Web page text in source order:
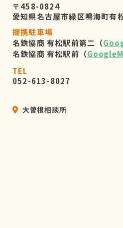
〒458-0824
愛知県名古屋市緑区鳴海町有
提携駐車場
名鉄協商 有松駅前第二（
名鉄協商 有松駅前（
TEL
052-613-8027
大曽根相談所